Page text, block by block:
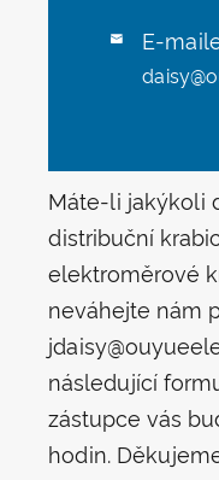
 E-
Máte-li jakýkoli
distribuční
elektroměrové
neváhejte nám
následující
zástupce vás
hodin.